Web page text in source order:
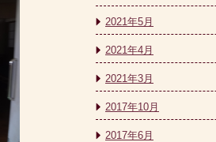
2021年5月
2021年4月
2021年3月
2017年10月
2017年6月